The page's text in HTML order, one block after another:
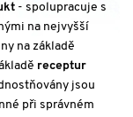
- spolupracuje s
na nejvyšší
na základě
receptur
jsou
při správném